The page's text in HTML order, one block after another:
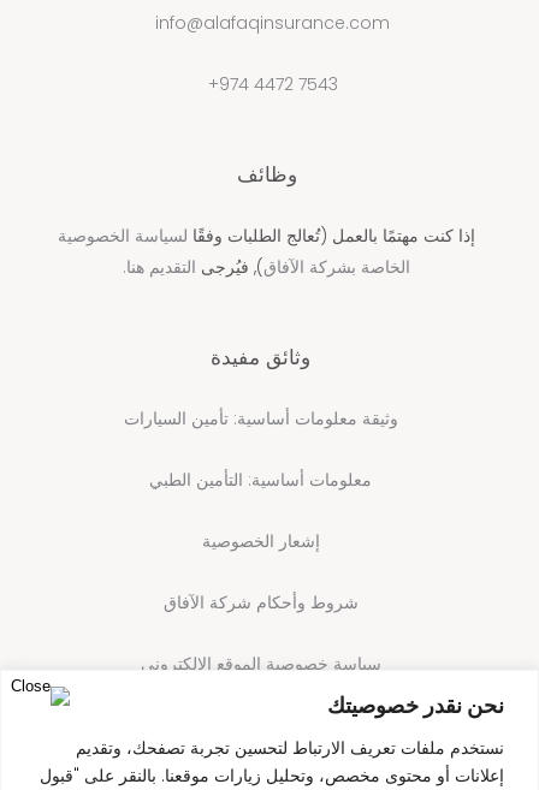
نحن نقدر خصوصيتك
نستخدم ملفات تعريف الارتباط لتحسين تجربة تصفحك، وتقديم
إعلانات أو محتوى مخصص، وتحليل زيارات موقعنا. بالنقر على "قبول
info@alafaqinsurance.com
7543 4472 974+
وظائف
إذا كنت مهتمًا بالعمل (تُعالج الطلبات وفقًا لسياسة الخصوصية
الخاصة بشركة الآفاق), فيُرجى التقديم هنا.
وثائق مفيدة
وثيقة معلومات أساسية: تأمين السيارات
معلومات أساسية: التأمين الطبي
إشعار الخصوصية
شروط وأحكام شركة الآفاق
سياسة خصوصية الموقع الإلكتروني
سياسة ملفات تعريف الارتباط